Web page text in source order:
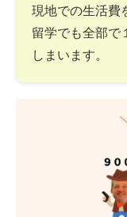
現地での生活費
留学でも全部で
しまいます。